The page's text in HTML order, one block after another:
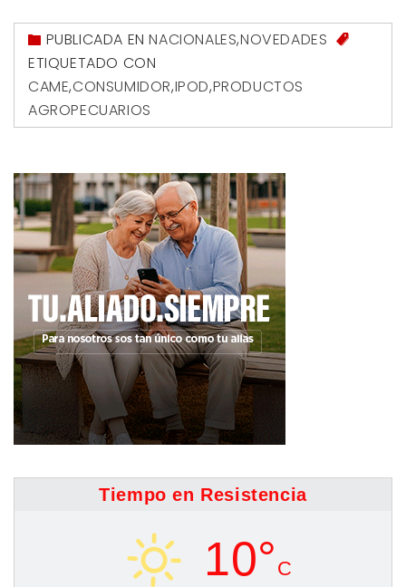
PUBLICADA ENNACIONALES,NOVEDADES
ETIQUETADO CON
CAME,CONSUMIDOR,IPOD,PRODUCTOS
AGROPECUARIOS
Tiempo en Resistencia
10° C